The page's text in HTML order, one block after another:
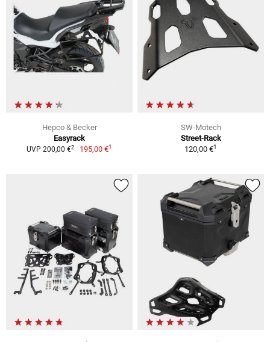
Hepco & Becker
Easyrack
UVP 200,00 €2 195,00 €1
SW-Motech
Street-Rack
120,00 €1